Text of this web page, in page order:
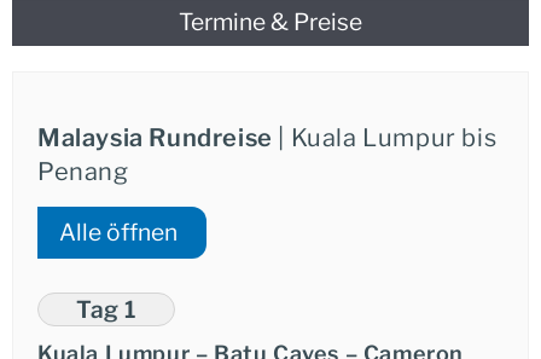
Wir legen Wert aufreibungslose Organisation
Qualitätder Dienstleistungen. Ihr privater Chauffeur
Region Malaysias ohne logistische Sorgen zu erkunden.
Termine & Preise
Malaysia Rundreise | Kuala Lumpur bis
Penang
Alle öffnen
Tag 1
Kuala Lumpur – Batu Caves – Cameron